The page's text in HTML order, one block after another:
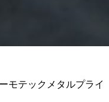
モテックメタルプライ